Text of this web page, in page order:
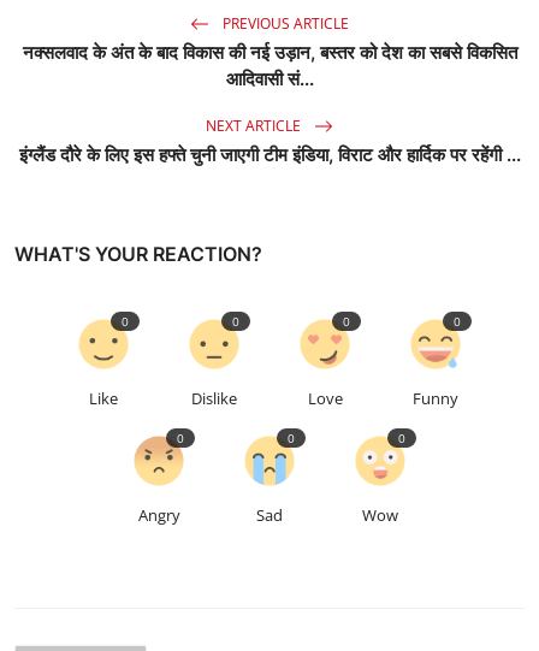
PREVIOUS ARTICLE
नक्सलवाद के अंत के बाद विकास की नई उड़ान, बस्तर को देश का सबसे विकसित
आदिवासी सं...
NEXT ARTICLE
इंग्लैंड दौरे के लिए इस हफ्ते चुनी जाएगी टीम इंडिया, विराट और हार्दिक पर रहेंगी ...
WHAT'S YOUR REACTION?
Like
0
Dislike
0
Love
0
Funny
0
Angry
0
Sad
0
Wow
0